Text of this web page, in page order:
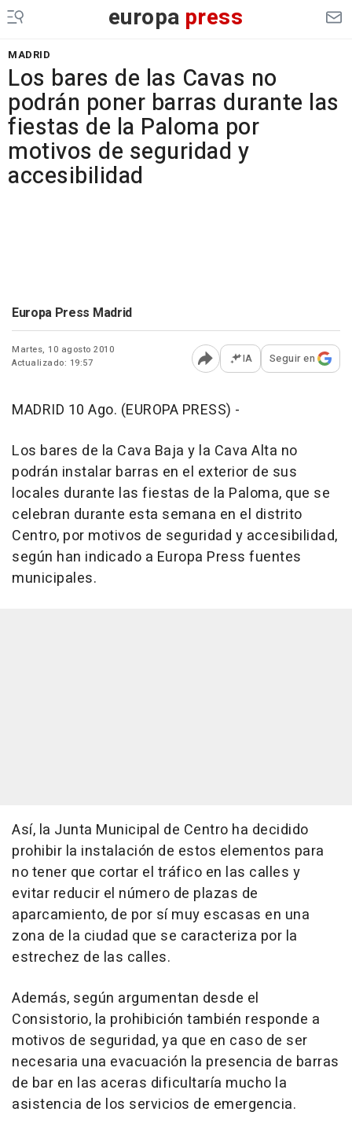
europa press
MADRID
Los bares de las Cavas no
podrán poner barras durante las
fiestas de la Paloma por
motivos de seguridad y
accesibilidad
Europa Press Madrid
Martes, 10 agosto 2010
Actualizado: 19:57
Abrir opciones para
IA Seguir en
MADRID 10 Ago. (EUROPA PRESS) -
Los bares de la Cava Baja y la Cava Alta no
podrán instalar barras en el exterior de sus
locales durante las fiestas de la Paloma, que se
celebran durante esta semana en el distrito
Centro, por motivos de seguridad y accesibilidad,
según han indicado a Europa Press fuentes
municipales.
Así, la Junta Municipal de Centro ha decidido
prohibir la instalación de estos elementos para
no tener que cortar el tráfico en las calles y
evitar reducir el número de plazas de
aparcamiento, de por sí muy escasas en una
zona de la ciudad que se caracteriza por la
estrechez de las calles.
Además, según argumentan desde el
Consistorio, la prohibición también responde a
motivos de seguridad, ya que en caso de ser
necesaria una evacuación la presencia de barras
de bar en las aceras dificultaría mucho la
asistencia de los servicios de emergencia.